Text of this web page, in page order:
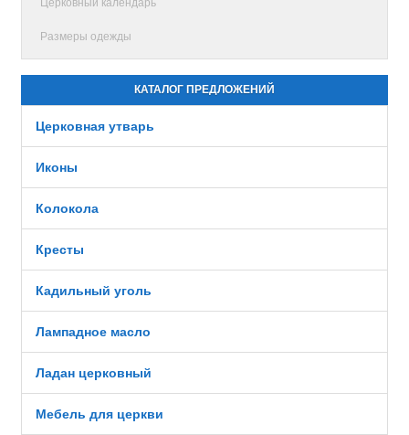
Церковный календарь
Размеры одежды
КАТАЛОГ ПРЕДЛОЖЕНИЙ
Церковная утварь
Иконы
Колокола
Кресты
Кадильный уголь
Лампадное масло
Ладан церковный
Мебель для церкви